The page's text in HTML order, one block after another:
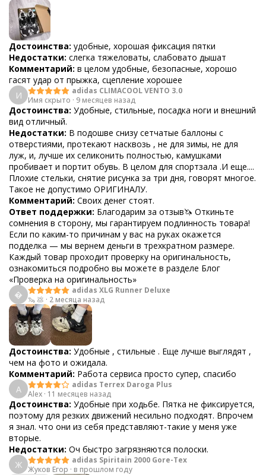
Достоинства: удобные, хорошая фиксация пятки
Недостатки: слегка тяжеловаты, слабовато дышат
Комментарий: в целом удобные, безопасные, хорошо
гасят удар от прыжка, сцепление хорошее
И
adidas CLIMACOOL VENTO 3.0
Имя скрыто · 9 месяцев назад
Достоинства: Удобные, стильные, посадка ноги и внешний
вид отличный.
Недостатки: В подошве снизу сетчатые баллоны с
отверстиями, протекают насквозь , не для зимы, не для
луж, и, лучше их селиконить полностью, камушками
пробивает и портит обувь. В целом для спортзала .И еще....
Плохие стельки, снятие рисунка за три дня, говорят многое.
Такое не допустимо ОРИГИНАЛУ.
Комментарий: Своих денег стоят.
Ответ поддержки: Благодарим за отзыв🦄 Откиньте
сомнения в сторону, мы гарантируем подлинность товара!
Если по каким-то причинам у вас на руках окажется
подделка — мы вернем деньги в трехкратном размере.
Каждый товар проходит проверку на оригинальность,
ознакомиться подробно вы можете в разделе Блог
«Проверка на оригинальность»

adidas XLG Runner Deluxe
🦦 💩 · 2 месяца назад
Достоинства: Удобные , стильные . Еще лучше выглядят ,
чем на фото и ожидала.
Комментарий: Работа сервиса просто супер, спасибо
A
adidas Terrex Daroga Plus
Alex · 11 месяцев назад
Достоинства: Удобные при ходьбе. Пятка не фиксируется,
поэтому для резких движений несильно подходят. Впрочем
я знал. что они из себя представляют-такие у меня уже
вторые.
Недостатки: Оч быстро загрязняются полоски.
Ж
adidas Spiritain 2000 Gore-Tex
Жуков Егор · в прошлом году